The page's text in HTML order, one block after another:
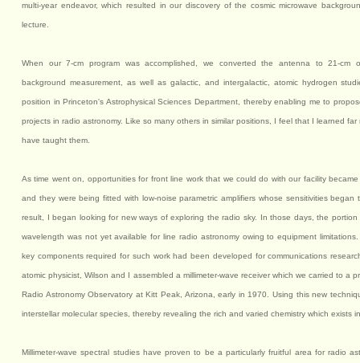
multi-year endeavor, which resulted in our discovery of the cosmic microwave
lecture.
When our 7-cm program was accomplished, we converted the antenna to 21-cm
background measurement, as well as galactic, and intergalactic, atomic hydrogen
position in Princeton's Astrophysical Sciences Department, thereby enabling me to
projects in radio astronomy. Like so many others in similar positions, I feel that I learned
have taught them.
As time went on, opportunities for front line work that we could do with our facility
and they were being fitted with low-noise parametric amplifiers whose sensitivities
result, I began looking for new ways of exploring the radio sky. In those days, the
wavelength was not yet available for line radio astronomy owing to equipment
key components required for such work had been developed for communications
atomic physicist, Wilson and I assembled a millimeter-wave receiver which we carried to a
Radio Astronomy Observatory at Kitt Peak, Arizona, early in 1970. Using this new
interstellar molecular species, thereby revealing the rich and varied chemistry which exists
Millimeter-wave spectral studies have proven to be a particularly fruitful area for radio